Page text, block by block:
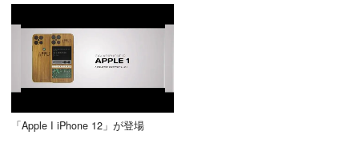
「Apple I iPhone 12」が登場